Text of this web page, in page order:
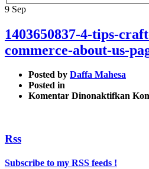
9 Sep
1403650837-4-tips-
commerce-about-us-
Posted by Daffa Mahesa
Posted in
Komentar Dinonaktifkan pada
Rss
Subscribe to my RSS feeds !